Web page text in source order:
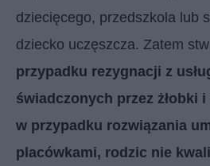
dziecięcego, przedszkola lub
dziecko uczęszcza. Zatem
przypadku rezygnacji z
świadczonych przez żłobki
w przypadku rozwiązania
placówkami, rodzic nie